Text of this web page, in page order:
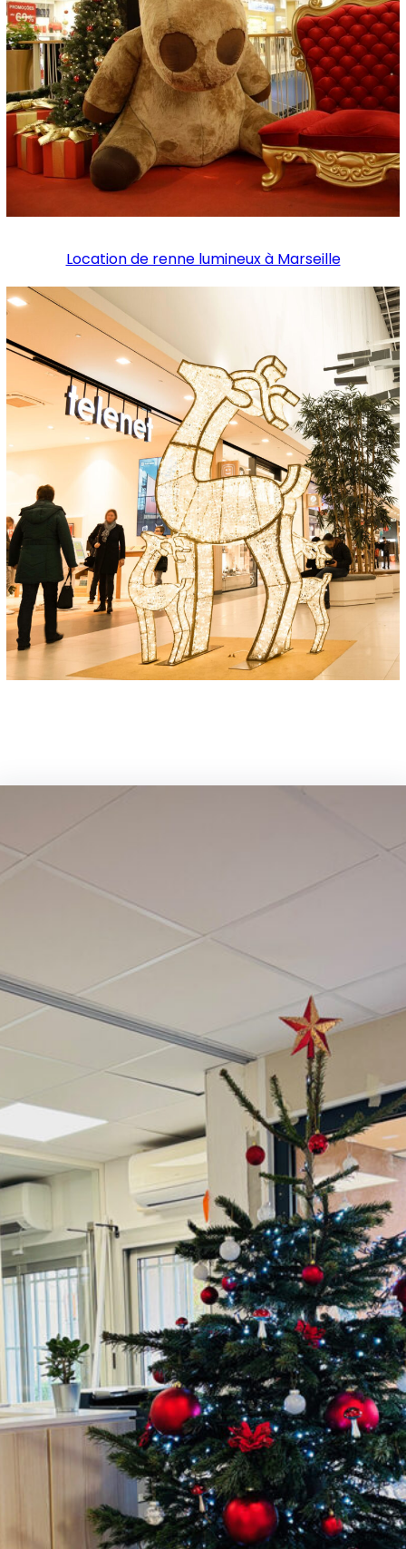
Location de renne lumineux à Marseille